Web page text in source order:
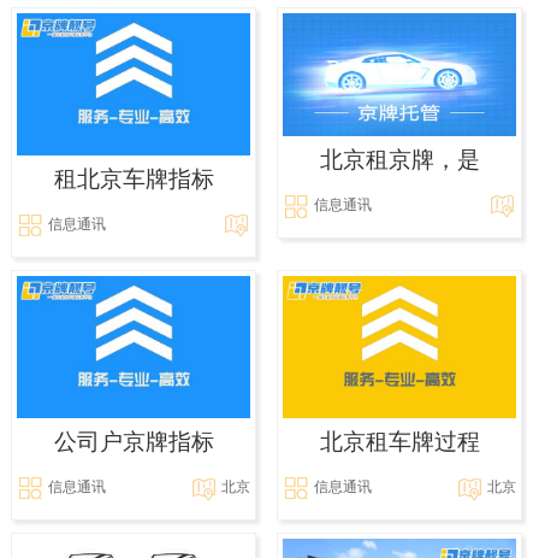
租北京车牌指标
信息通讯
北京租京牌，是
信息通讯
公司户京牌指标
信息通讯 北京
北京租车牌过程
信息通讯 北京